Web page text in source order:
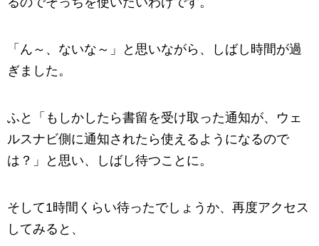
「ん～、ないな～」と思いながら、しばし時間が過
ぎました。
ふと「もしかしたら書留を受け取った通知が、ウェ
ルスナビ側に通知されたら使えるようになるので
は？」と思い、しばし待つことに。
そして1時間くらい待ったでしょうか、再度アクセス
してみると、